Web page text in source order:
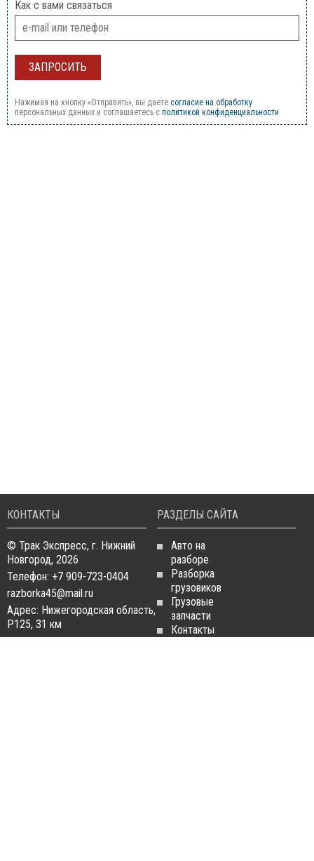
Как с вами связаться
Нажимая на кнопку «Отправить», вы даете согласие на обработку
персональных данных и соглашаетесь c политикой конфиденциальности
КОНТАКТЫ
© Трак Экспресс, г. Нижний
Новгород, 2026
Телефон: +7 909-723-0404
razborka45@mail.ru
Адрес: Нижегородская область,
Р125, 31 км
РАЗДЕЛЫ САЙТА
Авто на
разборе
Разборка
грузовиков
Грузовые
запчасти
Контакты